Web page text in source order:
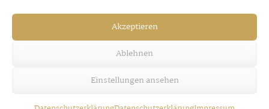
Akzeptieren
Ablehnen
Einstellungen ansehen